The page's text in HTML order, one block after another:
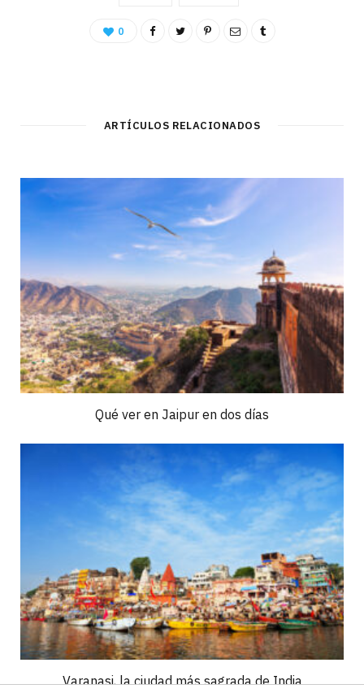
0
ARTÍCULOS RELACIONADOS
Qué ver en Jaipur en dos días
Varanasi, la ciudad más sagrada de India